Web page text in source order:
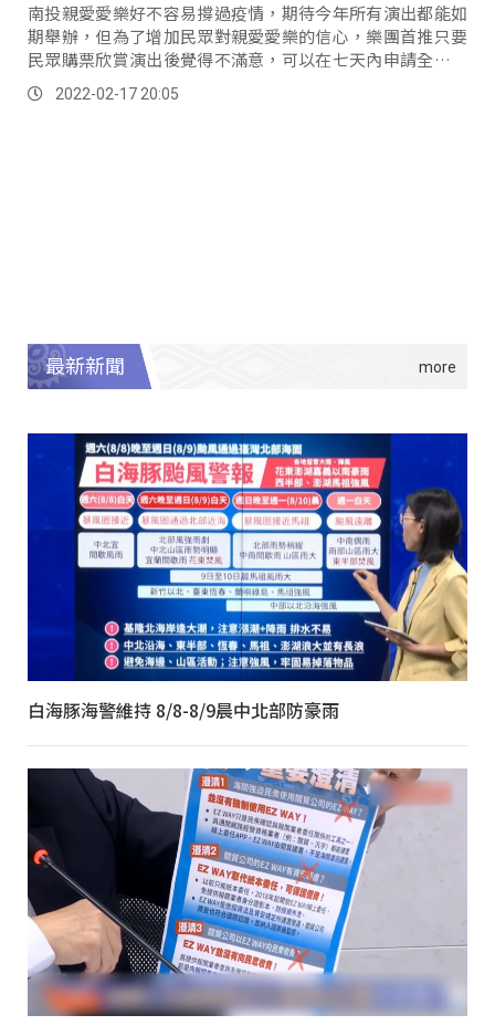
南投親愛愛樂好不容易撐過疫情，期待今年所有演出都能如
期舉辦，但為了增加民眾對親愛愛樂的信心，樂團首推只要
民眾購票欣賞演出後覺得不滿意，可以在七天內申請全額退
票，此舉不僅創藝文界先例，也展現出樂團對演出...。
2022-02-17 20:05
最新新聞
白海豚海警維持 8/8-8/9晨中北部防豪雨